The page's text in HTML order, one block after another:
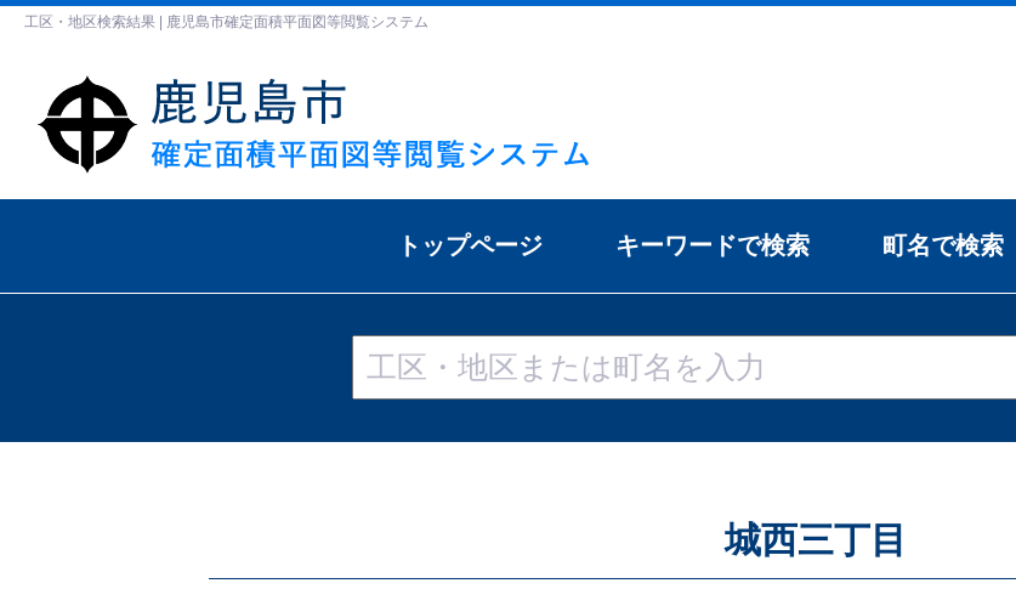
工区・地区検索結果 | 鹿児島市確定面積平面図等閲覧システム
トップページ キーワードで検索 町名で検索
城西三丁目